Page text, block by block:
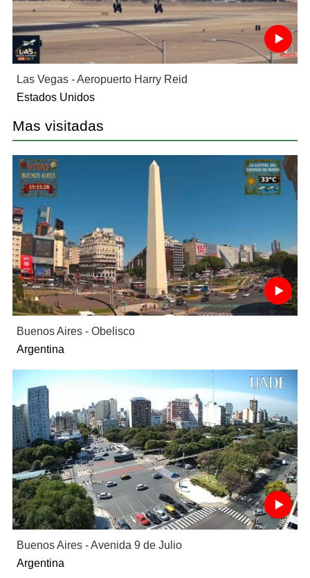
Las Vegas - Aeropuerto Harry Reid
Estados Unidos
Mas visitadas
Buenos Aires - Obelisco
Argentina
Buenos Aires - Avenida 9 de Julio
Argentina